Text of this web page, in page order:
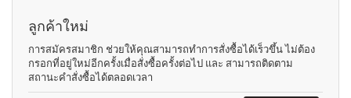
ลูกค้าใหม่
การสมัครสมาชิก ช่วยให้คุณสามารถทำการสั่งซื้อได้เร็วขึ้น ไม่ต้อง
กรอกที่อยู่ใหม่อีกครั้งเมื่อสั่งซื้อครั้งต่อไป และ สามารถติดตาม
สถานะคำสั่งซื้อได้ตลอดเวลา